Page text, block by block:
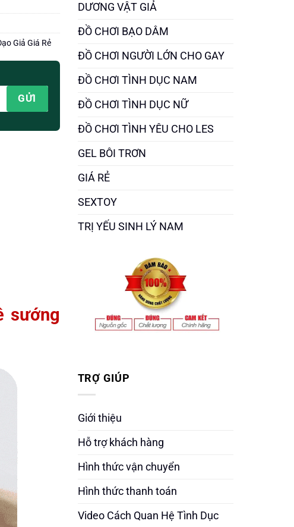
Giả Giá Rẻ
sướng
DƯƠNG VẬT GIẢ
ĐỒ CHƠI BẠO DÂM
ĐỒ CHƠI NGƯỜI LỚN CHO GAY
ĐỒ CHƠI TÌNH DỤC NAM
ĐỒ CHƠI TÌNH DỤC NỮ
ĐỒ CHƠI TÌNH YÊU CHO LES
GEL BÔI TRƠN
GIÁ RẺ
SEXTOY
TRỊ YẾU SINH LÝ NAM
TRỢ GIÚP
Giới thiệu
Hỗ trợ khách hàng
Hình thức vận chuyển
Hình thức thanh toán
Video Cách Quan Hệ Tình Dục